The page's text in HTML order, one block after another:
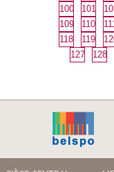
100
101
109
110
118
119
127
128